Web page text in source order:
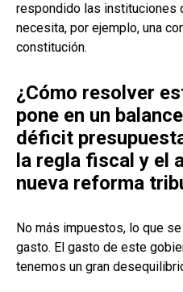
respondido las instituciones
necesita, por ejemplo, una
constitución.
¿Cómo resolver
pone en un
déficit
la regla fiscal y el
nueva reforma
No más impuestos, lo que
gasto. El gasto de este
tenemos un gran